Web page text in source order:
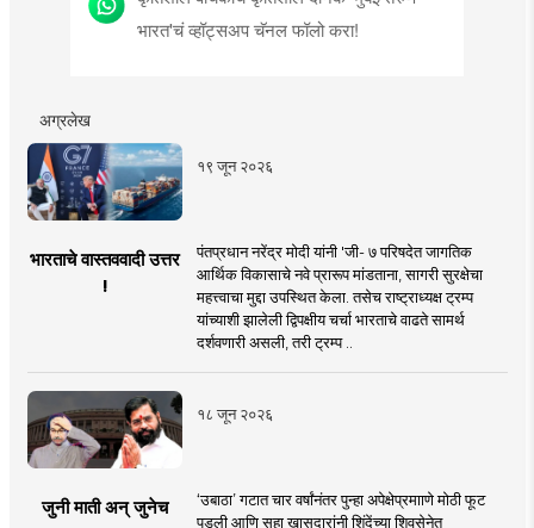
भारत'चं व्हॉट्सअप चॅनल फॉलो करा!
अग्रलेख
१९ जून २०२६
भारताचे वास्तववादी उत्तर
!
पंतप्रधान नरेंद्र मोदी यांनी 'जी- ७ परिषदेत जागतिक
आर्थिक विकासाचे नवे प्रारूप मांडताना, सागरी सुरक्षेचा
महत्त्वाचा मुद्दा उपस्थित केला. तसेच राष्ट्राध्यक्ष ट्रम्प
यांच्याशी झालेली द्विपक्षीय चर्चा भारताचे वाढते सामर्थ
दर्शवणारी असली, तरी ट्रम्प ..
१८ जून २०२६
जुनी माती अन् जुनेच
‘उबाठा’ गटात चार वर्षांनंतर पुन्हा अपेक्षेप्रमााणे मोठी फूट
पडली आणि सहा खासदारांनी शिंदेंच्या शिवसेनेत